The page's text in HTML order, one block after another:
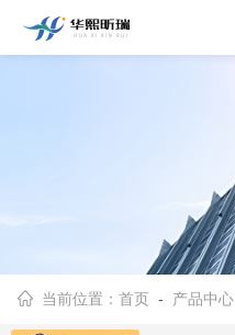
当前位置：首页 - 产品中心